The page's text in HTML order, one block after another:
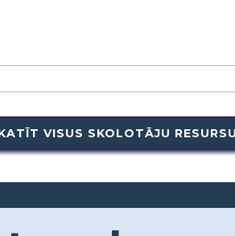
VISUS SKOLOTĀJU